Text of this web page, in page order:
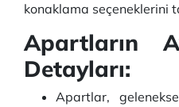
konaklama seçeneklerini
Apartların
Detayları:
Apartlar,